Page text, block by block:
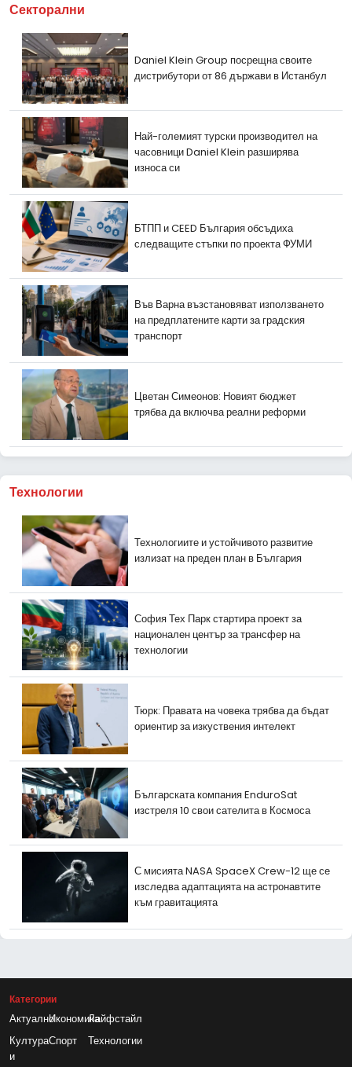
Секторални
Daniel Klein Group посрещна своите
дистрибутори от 86 държави в Истанбул
Най-големият турски производител на
часовници Daniel Klein разширява
износа си
БТПП и CEED България обсъдиха
следващите стъпки по проекта ФУМИ
Във Варна възстановяват използването
на предплатените карти за градския
транспорт
Цветан Симеонов: Новият бюджет
трябва да включва реални реформи
Технологии
Технологиите и устойчивото развитие
излизат на преден план в България
София Тех Парк стартира проект за
национален център за трансфер на
технологии
Тюрк: Правата на човека трябва да бъдат
ориентир за изкуствения интелект
Българската компания EnduroSat
изстреля 10 свои сателита в Космоса
С мисията NASA SpaceX Crew-12 ще се
изследва адаптацията на астронавтите
към гравитацията
Категории
АктуалноИкономикаЛайфстайл
Култура
и
Спорт Технологии